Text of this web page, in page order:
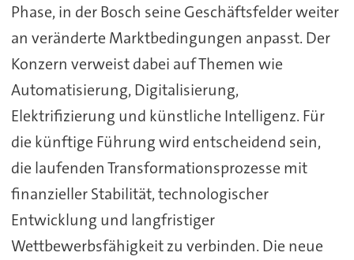
Phase, in der Bosch seine Geschäftsfelder weiter
an veränderte Marktbedingungen anpasst. Der
Konzern verweist dabei auf Themen wie
Automatisierung, Digitalisierung,
Elektrifizierung und künstliche Intelligenz. Für
die künftige Führung wird entscheidend sein,
die laufenden Transformationsprozesse mit
finanzieller Stabilität, technologischer
Entwicklung und langfristiger
Wettbewerbsfähigkeit zu verbinden. Die neue